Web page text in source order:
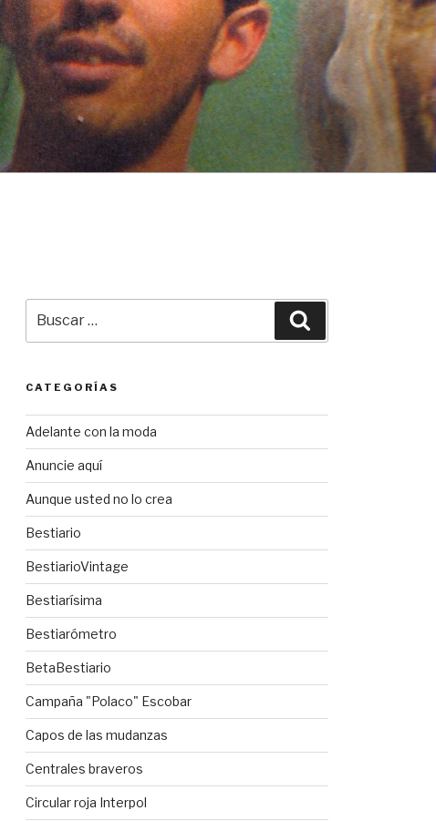
por:
CATEGORÍAS
Adelante con la moda
Anuncie aquí
Aunque usted no lo crea
Bestiario
BestiarioVintage
Bestiarísima
Bestiarómetro
BetaBestiario
Campaña "Polaco" Escobar
Capos de las mudanzas
Centrales braveros
Circular roja Interpol